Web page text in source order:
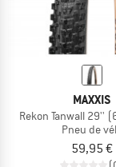
MAXXIS
Rekon Tanwall 29''
Pneu de
59,95 €